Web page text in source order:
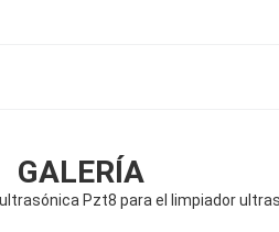
GALERÍA
Pzt8 para el limpiador